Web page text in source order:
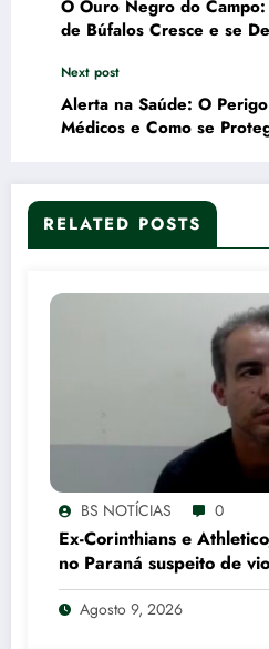
O Ouro Negro do
de Búfalos Cresce e se
Next post
Alerta na Saúde: O
Médicos e Como se
RELATED POSTS
BS NOTÍCIAS 0
Ex-Corinthians e
no Paraná suspeito de
Agosto 9, 2026